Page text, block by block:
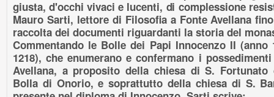
giusta, d'occhi vivaci e lucenti, di complessione
Mauro Sarti, lettore di Filosofia a Fonte Avellana
raccolta dei documenti riguardanti la storia del
Commentando le Bolle dei Papi Innocenzo II (anno
1218), che enumerano e confermano i
Avellana, a proposito della chiesa di S.
Bolla di Onorio, e soprattutto della chiesa di S.